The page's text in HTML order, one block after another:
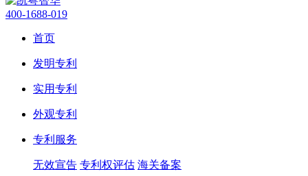
400-1688-019
首页
发明专利
实用专利
外观专利
专利服务
无效宣告 专利权评估 海关备案